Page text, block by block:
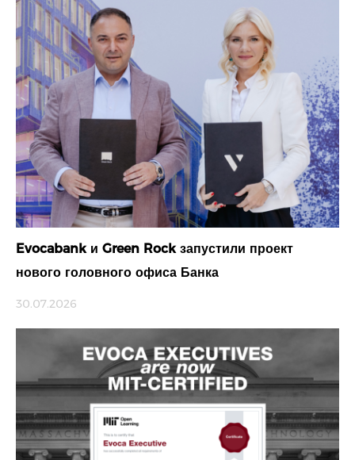
Evocabank и Green Rock запустили проект
нового головного офиса Банка
30.07.2026